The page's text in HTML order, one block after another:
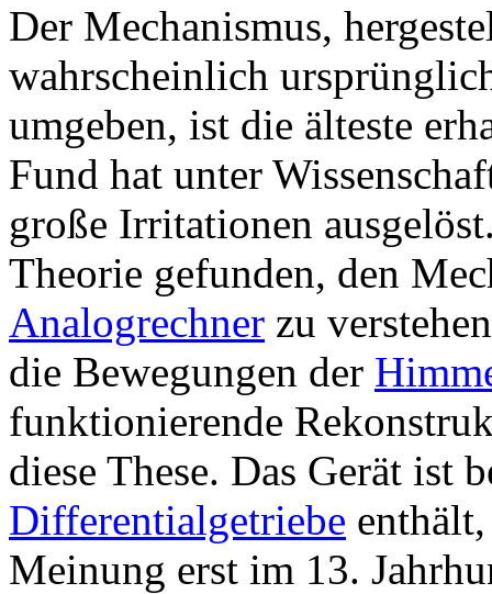
Der Mechanismus,
wahrscheinlich
umgeben, ist die älteste
Fund hat unter
große Irritationen
Theorie gefunden, den
Analogrechner zu
die Bewegungen der
funktionierende
diese These. Das Gerät ist
Differentialgetriebe
Meinung erst im 13.